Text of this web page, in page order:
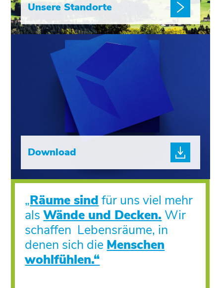
Unsere Standorte
Download
„Räume sind für uns viel mehr
alsWände und Decken. Wir
schaffen Lebensräume, in
denen sich die Menschen
wohlfühlen.“